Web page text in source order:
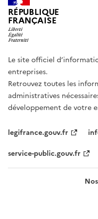
RÉPUBLIQUE
FRANÇAISE
Le site officiel
entreprises.
Retrouvez toutes les
administratives
développement de votre
legifrance.gouv.fr
service-public.gouv.fr